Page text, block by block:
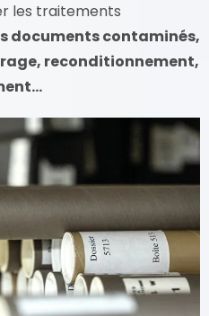
les traitements
documents contaminés,
reconditionnement,